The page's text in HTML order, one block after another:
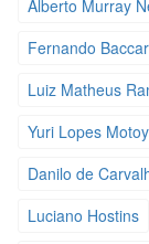
Alberto Murray
Fernando
Luiz Matheus
Yuri Lopes
Danilo de
Luciano Hostins